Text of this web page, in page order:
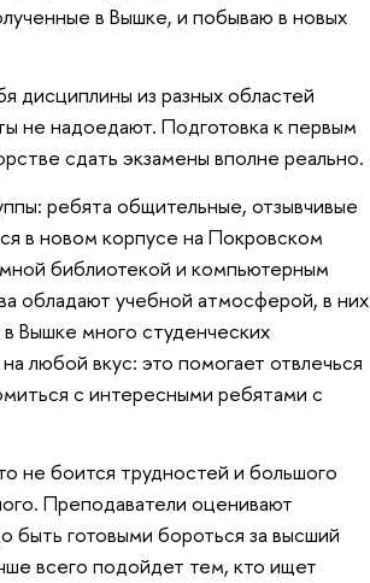
в Вышке, и побываю в новых
дисциплины из разных областей
не надоедают. Подготовка к первым
сдать экзамены вполне реально.
ребята общительные, отзывчивые
в новом корпусе на Покровском
библиотекой и компьютерным
обладают учебной атмосферой, в них
Вышке много студенческих
любой вкус: это помогает отвлечься
с интересными ребятами с
не боится трудностей и большого
Преподаватели оценивают
быть готовыми бороться за высший
всего подойдет тем, кто ищет